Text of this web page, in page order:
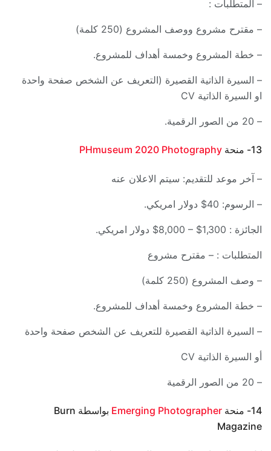
– المتطلبات :
– مقترح مشروع ووصف المشروع (250 كلمة)
– خطة المشروع وخمسة أهداف للمشروع.
– السيرة الذاتية القصيرة (التعريف عن الشخص صفحة واحدة
او السيرة الذاتية CV
– 20 من الصور الرقمية.
13- منحة PHmuseum 2020 Photography
– آخر موعد للتقديم: سيتم الاعلان عنه
– الرسوم: 40$ دولار امريكي.
الجائزة : 1,300$ – 8,000$ دولار امريكي.
المتطلبات : – مقترح مشروع
– وصف المشروع (250 كلمة)
– خطة المشروع وخمسة أهداف للمشروع.
– السيرة الذاتية القصيرة للتعريف عن الشخص صفحة واحدة
أو السيرة الذاتية CV
– 20 من الصور الرقمية
14- منحة Emerging Photographer
بواسطة Burn
Magazine